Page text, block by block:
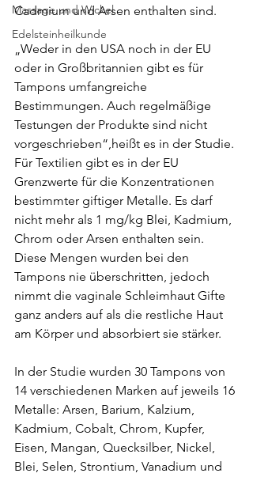
Massage und Wickel
Edelsteinheilkunde
Cadmium und Arsen enthalten sind.
„Weder in den USA noch in der EU
oder in Großbritannien gibt es für
Tampons umfangreiche
Bestimmungen. Auch regelmäßige
Testungen der Produkte sind nicht
vorgeschrieben“,heißt es in der Studie.
Für Textilien gibt es in der EU
Grenzwerte für die Konzentrationen
bestimmter giftiger Metalle. Es darf
nicht mehr als 1 mg/kg Blei, Kadmium,
Chrom oder Arsen enthalten sein.
Diese Mengen wurden bei den
Tampons nie überschritten, jedoch
nimmt die vaginale Schleimhaut Gifte
ganz anders auf als die restliche Haut
am Körper und absorbiert sie stärker.
In der Studie wurden 30 Tampons von
14 verschiedenen Marken auf jeweils 16
Metalle: Arsen, Ba­rium, Kalzium,
Kadmium, Cobalt, Chrom, Kupfer,
Eisen, Mangan, Quecksilber, Nickel,
Blei, Selen, Strontium, Vanadium und